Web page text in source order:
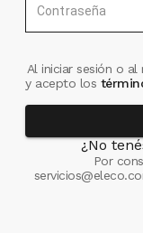
Contraseña
Al iniciar sesión o
y acepto los
¿No
Por